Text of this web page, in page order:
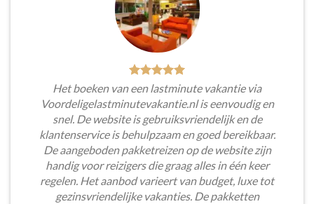
Het boeken van een lastminute vakantie via
Voordeligelastminutevakantie.nl is eenvoudig en
snel. De website is gebruiksvriendelijk en de
klantenservice is behulpzaam en goed bereikbaar.
De aangeboden pakketreizen op de website zijn
handig voor reizigers die graag alles in één keer
regelen. Het aanbod varieert van budget, luxe tot
gezinsvriendelijke vakanties. De pakketten